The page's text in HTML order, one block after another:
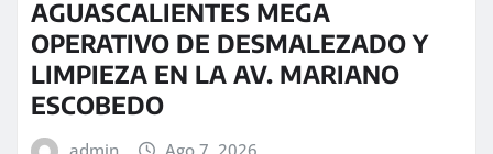
AGUASCALIENTES MEGA
OPERATIVO DE DESMALEZADO Y
LIMPIEZA EN LA AV. MARIANO
ESCOBEDO